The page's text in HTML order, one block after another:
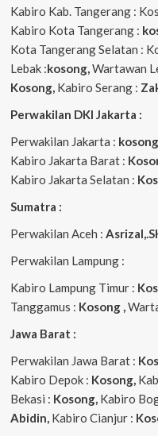
Kabiro Kab. Tangerang :
Kabiro Kota Tangerang :
Kota Tangerang Selatan :
Lebak :kosong, Wartawan
Kosong, Kabiro Serang :
Perwakilan DKI Jakarta :
Perwakilan Jakarta : kosong,
Kabiro Jakarta Barat :
Kabiro Jakarta Selatan :
Sumatra :
Perwakilan Aceh :
Perwakilan Lampung :
Kabiro Lampung Timur :
Tanggamus : Kosong ,
Jawa Barat :
Perwakilan Jawa Barat :
Kabiro Depok : Kosong,
Bekasi : Kosong, Kabiro
Abidin, Kabiro Cianjur :